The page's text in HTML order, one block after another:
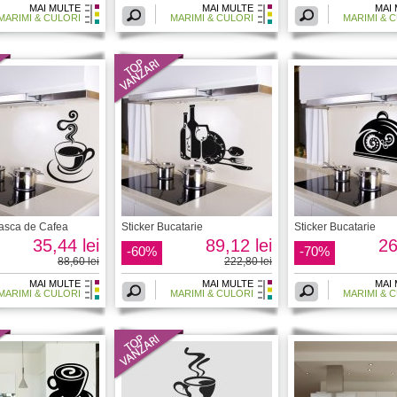
MAI MULTE
& CULORI
MAI MULTE
MARIMI & CULORI
MAI
MARIMI &
de Cafea
35,44 lei
88,60 lei
MAI MULTE
& CULORI
Sticker Bucatarie
-60% 89,12 lei
222,80 lei
MAI MULTE
MARIMI & CULORI
Sticker Bucatarie
-70%
MAI
MARIMI &